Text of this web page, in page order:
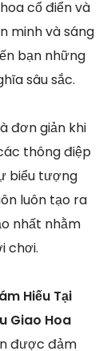
cổ điển và
minh và sáng
bạn những
sâu sắc.
đơn giản khi
thông điệp
biểu tượng
luôn tạo ra
nhất nhằm
chơi.
Hiếu Tại
Giao Hoa
được đảm